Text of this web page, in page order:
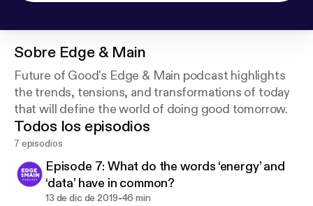
Sobre Edge & Main
Future of Good's Edge & Main podcast highlights
the trends, tensions, and transformations of today
that will define the world of doing good tomorrow.
Todos los episodios
7 episodios
Episode 7: What do the words ‘energy’ and
‘data’ have in common?
13 de dic de 2019-46 min